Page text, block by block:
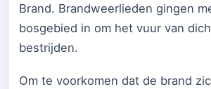
Brand. Brandweerlieden gingen
bosgebied in om het vuur van
bestrijden.
Om te voorkomen dat de brand